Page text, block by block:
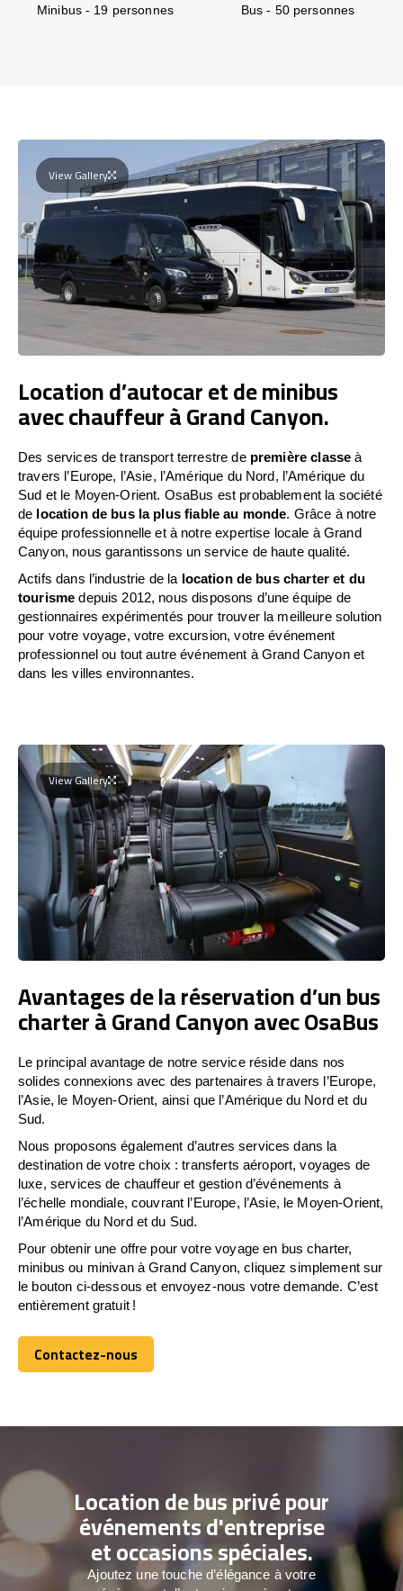
Minibus - 19 personnes Bus - 50 personnes
View Gallery
Location d’autocar et de minibus
avec chauffeur à Grand Canyon.
Des services de transport terrestre de première classe à
travers l’Europe, l’Asie, l’Amérique du Nord, l’Amérique du
Sud et le Moyen-Orient. OsaBus est probablement la société
de location de bus la plus fiable au monde. Grâce à notre
équipe professionnelle et à notre expertise locale à Grand
Canyon, nous garantissons un service de haute qualité.
Actifs dans l’industrie de la location de bus charter et du
tourisme depuis 2012, nous disposons d’une équipe de
gestionnaires expérimentés pour trouver la meilleure solution
pour votre voyage, votre excursion, votre événement
professionnel ou tout autre événement à Grand Canyon et
dans les villes environnantes.
View Gallery
Avantages de la réservation d’un bus
charter à Grand Canyon avec OsaBus
Le principal avantage de notre service réside dans nos
solides connexions avec des partenaires à travers l’Europe,
l’Asie, le Moyen-Orient, ainsi que l’Amérique du Nord et du
Sud.
Nous proposons également d’autres services dans la
destination de votre choix : transferts aéroport, voyages de
luxe, services de chauffeur et gestion d’événements à
l’échelle mondiale, couvrant l’Europe, l’Asie, le Moyen-Orient,
l’Amérique du Nord et du Sud.
Pour obtenir une offre pour votre voyage en bus charter,
minibus ou minivan à Grand Canyon, cliquez simplement sur
le bouton ci-dessous et envoyez-nous votre demande. C’est
entièrement gratuit !
Contactez-nous
Contactez-nous
Location de bus privé pour
événements d'entreprise
et occasions spéciales.
Ajoutez une touche d’élégance à votre